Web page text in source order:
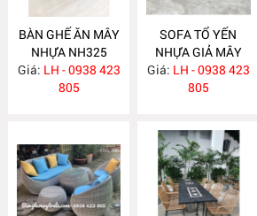
BÀN GHẾ ĂN MÂY
NHỰA NH325
Giá: LH - 0938 423
805
SOFA TỔ YẾN
NHỰA GIẢ MÂY
NH321
Giá: LH - 0938 423
805